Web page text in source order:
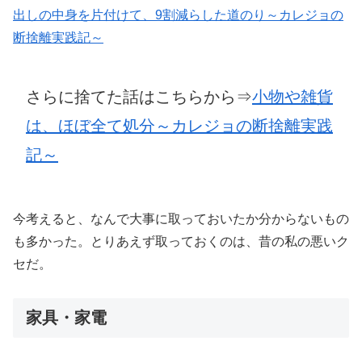
出しの中身を片付けて、9割減らした道のり～カレジョの
断捨離実践記～
さらに捨てた話はこちらから⇒小物や雑貨
は、ほぼ全て処分～カレジョの断捨離実践
記～
今考えると、なんで大事に取っておいたか分からないもの
も多かった。とりあえず取っておくのは、昔の私の悪いク
セだ。
家具・家電